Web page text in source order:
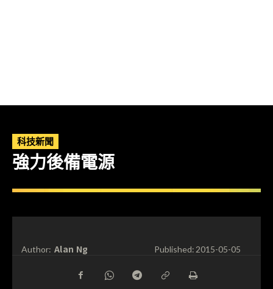
科技新聞
強力後備電源
Author: Alan Ng Published:2015-05-05